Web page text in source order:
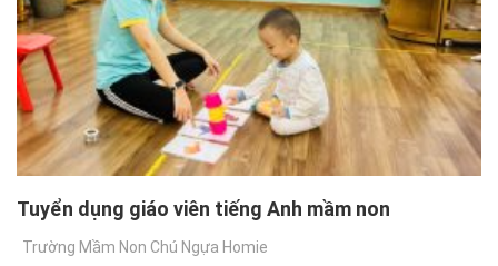
Tuyển dụng giáo viên tiếng Anh mầm non
Trường Mầm Non Chú Ngựa Homie